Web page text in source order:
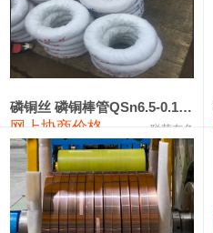
3303#硅 10,300—10,500
441#硅 9,500—9,700
金属硅553#-331#
漆包线 111,610—115,610
磷铜合金 110,400—117,200
磷铜丝 磷铜棒管QSn6.5-0.1 7-0.2 8-0.3
网上协商价格 联荣有色